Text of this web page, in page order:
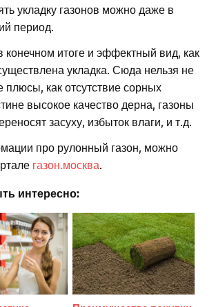
укладку газонов можно даже в
период.
конечном итоге и эффектный вид, как
укладка. Сюда нельзя не
плюсы, как отсутствие сорных
высокое качество дерна, газоны
засуху, избыток влаги, и т.д.
про рулонный газон, можно
газон.москва.
интересно: